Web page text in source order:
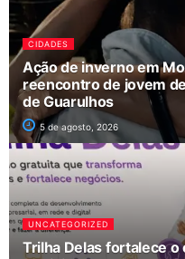
CIDADES
Ação de inverno em
reencontro de jovem
de Guarulhos
5 de agosto, 2026
UNCATEGORIZED
Trilha Delas fortalece